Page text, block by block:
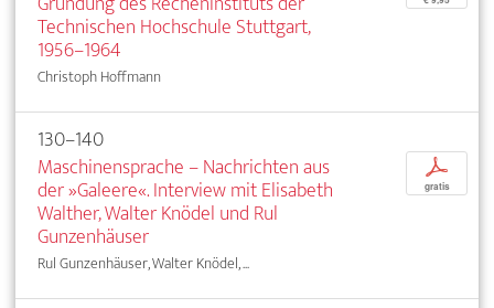
Technischen Hochschule Stuttgart,
1956–1964
Christoph Hoffmann
130–140
Maschinensprache – Nachrichten aus
der »Galeere«. Interview mit Elisabeth
Walther, Walter Knödel und Rul
Gunzenhäuser
Rul Gunzenhäuser, Walter Knödel, ...
p
gratis